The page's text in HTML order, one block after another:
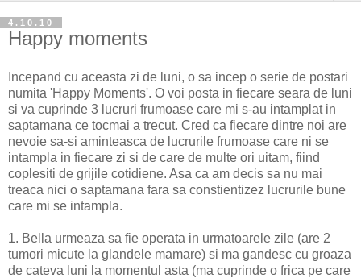
4.10.10
Happy moments
Incepand cu aceasta zi de luni, o sa incep o serie de postari
numita 'Happy Moments'. O voi posta in fiecare seara de luni
si va cuprinde 3 lucruri frumoase care mi s-au intamplat in
saptamana ce tocmai a trecut. Cred ca fiecare dintre noi are
nevoie sa-si aminteasca de lucrurile frumoase care ni se
intampla in fiecare zi si de care de multe ori uitam, fiind
coplesiti de grijile cotidiene. Asa ca am decis sa nu mai
treaca nici o saptamana fara sa constientizez lucrurile bune
care mi se intampla.
1. Bella urmeaza sa fie operata in urmatoarele zile (are 2
tumori micute la glandele mamare) si ma gandesc cu groaza
de cateva luni la momentul asta (ma cuprinde o frica pe care